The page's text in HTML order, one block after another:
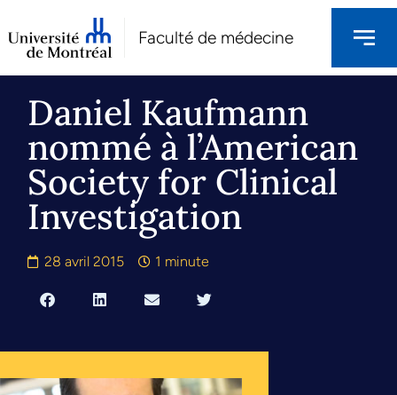
Faculté de médecine
Daniel Kaufmann
nommé à l’American
Society for Clinical
Investigation
28 avril 2015 1 minute